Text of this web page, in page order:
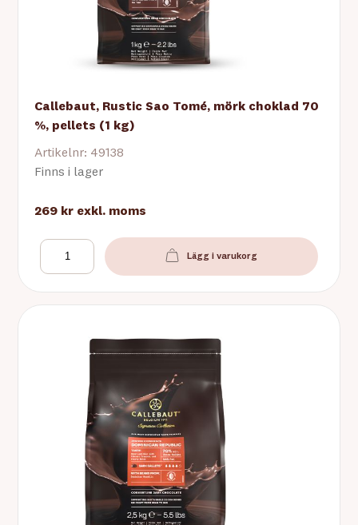
Callebaut, Rustic Sao Tomé, mörk choklad 70
%, pellets (1 kg)
Artikelnr: 49138
Finns i lager
269 kr exkl. moms
Lägg i varukorg